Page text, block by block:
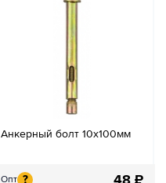
Анкерный болт 10х100мм
Опт ?